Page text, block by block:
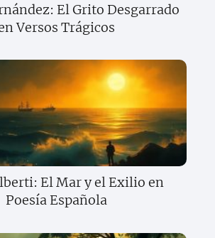
El Grito Desgarrado
Versos Trágicos
El Mar y el Exilio en
Poesía Española